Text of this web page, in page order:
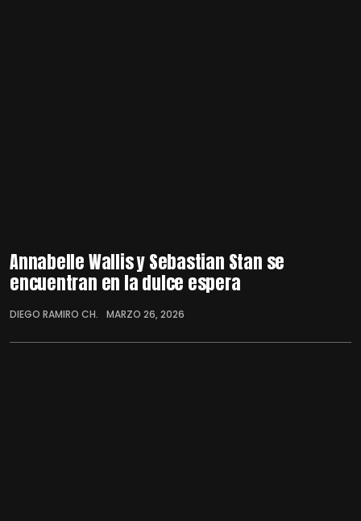
Annabelle Wallis y Sebastian Stan se
encuentran en la dulce espera
DIEGO RAMIRO CH. MARZO 26, 2026